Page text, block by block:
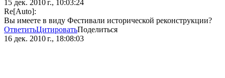
15 дек. 2010 г., 10:03:24
Re[Auto]:
Вы имеете в виду Фестивали исторической реконструкции?
ОтветитьЦитироватьПоделиться
16 дек. 2010 г., 18:08:03